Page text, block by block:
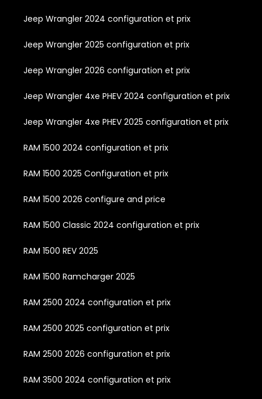
Jeep Wrangler 2024 configuration et prix
Jeep Wrangler 2025 configuration et prix
Jeep Wrangler 2026 configuration et prix
Jeep Wrangler 4xe PHEV 2024 configuration et prix
Jeep Wrangler 4xe PHEV 2025 configuration et prix
RAM 1500 2024 configuration et prix
RAM 1500 2025 Configuration et prix
RAM 1500 2026 configure and price
RAM 1500 Classic 2024 configuration et prix
RAM 1500 REV 2025
RAM 1500 Ramcharger 2025
RAM 2500 2024 configuration et prix
RAM 2500 2025 configuration et prix
RAM 2500 2026 configuration et prix
RAM 3500 2024 configuration et prix